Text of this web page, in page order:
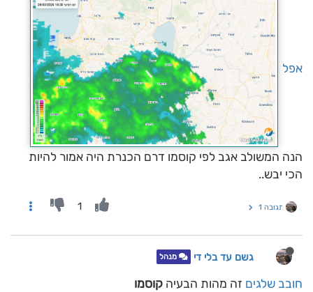
אפל
הנה המשולב אגב לפי קוסמו דרם הכנרת היה אמור להיות
הכי יבש..
תגובה 1 1
גשם עד בלי די מנהל
חובב שלגים זה מהות הבעיה קוסמו